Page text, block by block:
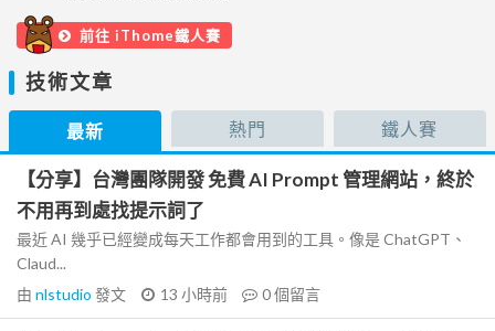
前往 iThome鐵人賽
技術文章
最新 熱門 鐵人賽
【分享】台灣團隊開發 免費 AI Prompt 管理網站，終於
不用再到處找提示詞了
最近 AI 幾乎已經變成每天工作都會用到的工具。像是 ChatGPT、
Claud...
由 nlstudio 發文 13 小時前 0個留言